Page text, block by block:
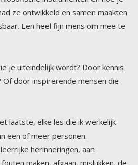
ze ontwikkeld en samen maakten
Een heel fijn mens om mee te
je uiteindelijk wordt? Door kennis
door inspirerende mensen die
laatste, elke les die ik werkelijk
een of meer personen.
herinneringen, aan
maken, afgaan, mislukken, de